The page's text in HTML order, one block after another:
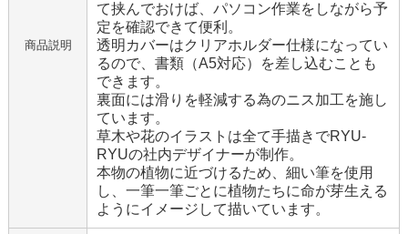
商品説明
て挟んでおけば、パソコン作業をしながら予
定を確認できて便利。
透明カバーはクリアホルダー仕様になってい
るので、書類（A5対応）を差し込むことも
できます。
裏面には滑りを軽減する為のニス加工を施し
ています。
草木や花のイラストは全て手描きでRYU-
RYUの社内デザイナーが制作。
本物の植物に近づけるため、細い筆を使用
し、一筆一筆ごとに植物たちに命が芽生える
ようにイメージして描いています。